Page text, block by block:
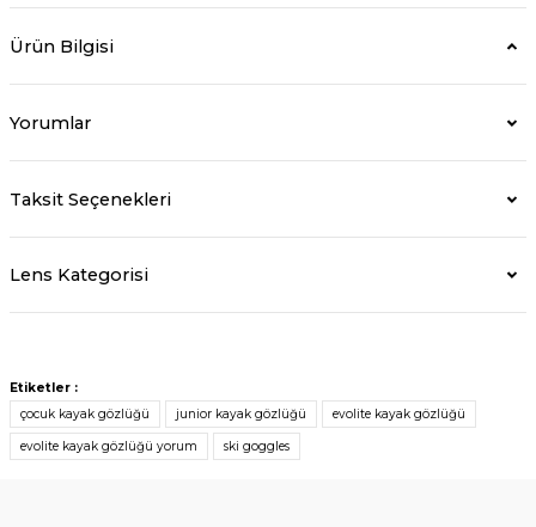
Ürün Bilgisi
Yorumlar
Taksit Seçenekleri
Lens Kategorisi
Etiketler :
çocuk kayak gözlüğü
junior kayak gözlüğü evolite kayak gözlüğü
evolite kayak gözlüğü yorum ski goggles